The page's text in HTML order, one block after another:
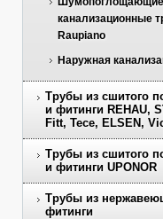
канализационные
Raupiano
Наружная
Трубы из сшитого
и фитинги REHAU,
Fitt, Tece, ELSEN,
Трубы из сшитого
и фитинги UPONOR
Трубы из
фитинги